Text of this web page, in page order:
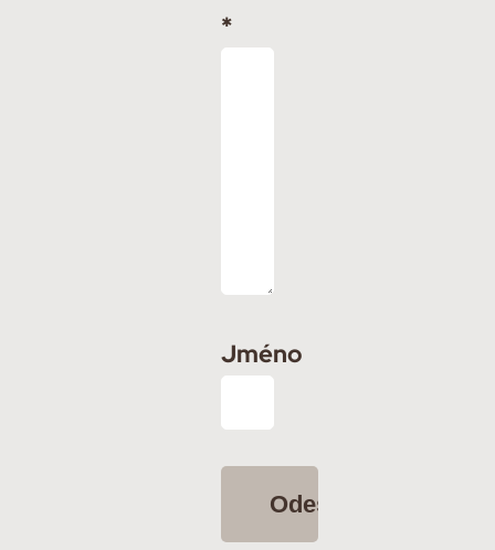
*
Jméno